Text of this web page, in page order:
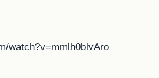
watch?v=mmlh0blvAro